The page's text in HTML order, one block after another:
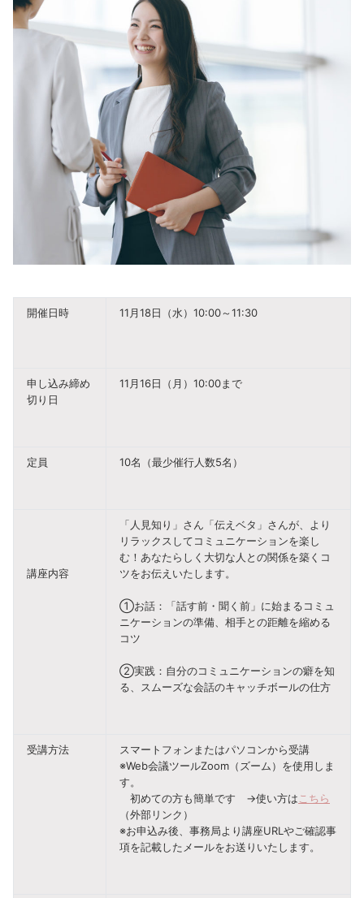
開催日時 11月18日（水）10:00～11:30
申し込み締め
切り日
11月16日（月）10:00まで
定員 10名（最少催行人数5名）
講座内容
「人見知り」さん「伝えベタ」さんが、より
リラックスしてコミュニケーションを楽し
む！あなたらしく大切な人との関係を築くコ
ツをお伝えいたします。
①お話：「話す前・聞く前」に始まるコミュ
ニケーションの準備、相手との距離を縮める
コツ
②実践：自分のコミュニケーションの癖を知
る、スムーズな会話のキャッチボールの仕方
受講方法
スマートフォンまたはパソコンから受講
※Web会議ツールZoom（ズーム）を使用しま
す。
初めての方も簡単です →使い方は こちら
（外部リンク）
※お申込み後、事務局より講座URLやご確認事
項を記載したメールをお送りいたします。